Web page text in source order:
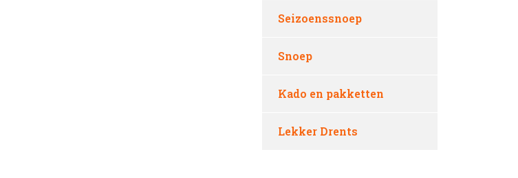
Seizoenssnoep
Snoep
Kado en pakketten
Lekker Drents